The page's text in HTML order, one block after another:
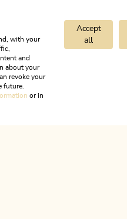
with your
and
about your
revoke your
future.
or in
Accept
all